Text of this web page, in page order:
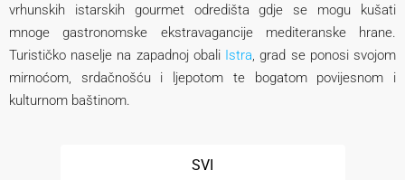
vrhunskih istarskih gourmet odredišta gdje se mogu kušati
mnoge gastronomske ekstravagancije mediteranske hrane.
Turističko naselje na zapadnoj obali Istra, grad se ponosi svojom
mirnoćom, srdačnošću i ljepotom te bogatom povijesnom i
kulturnom baštinom.
SVI